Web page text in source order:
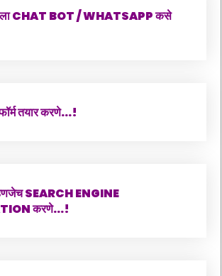
CHAT BOT / WHATSAPP कसे
तयार करणे...!
SEARCH ENGINE
करणे...!